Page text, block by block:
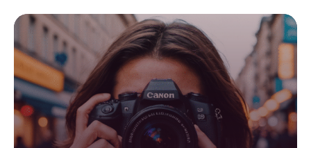
peut booster votre croissance
rapidement
29 janvier 2026